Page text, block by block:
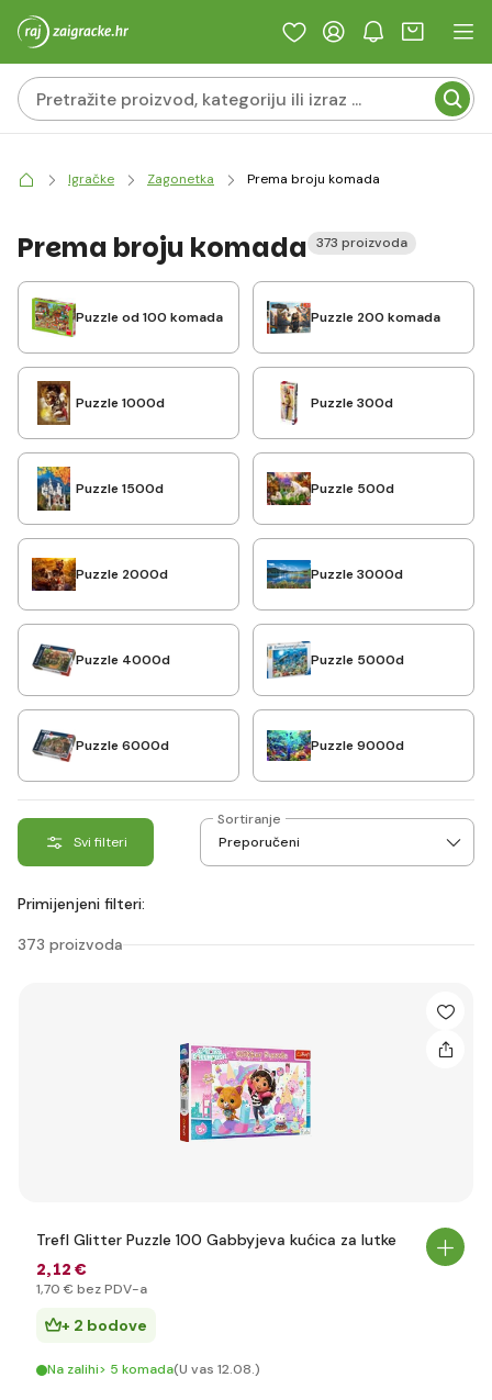
Igračke Zagonetka Prema broju komada
Prema broju komada 373 proizvoda
Puzzle od 100 komada Puzzle 200 komada
Puzzle 1000d Puzzle 300d
Puzzle 1500d Puzzle 500d
Puzzle 2000d Puzzle 3000d
Puzzle 4000d Puzzle 5000d
Puzzle 6000d Puzzle 9000d
Svi filteri
Sortiranje
Primijenjeni filteri:
373 proizvoda
Trefl Glitter Puzzle 100 Gabbyjeva kućica za lutke
2,12 €
1,70 € bez PDV-a
+ 2 bodove
Na zalihi> 5 komada(U vas 12.08.)